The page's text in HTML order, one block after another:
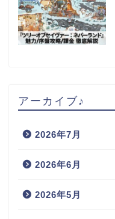
アーカイブ♪
2026年7月
2026年6月
2026年5月